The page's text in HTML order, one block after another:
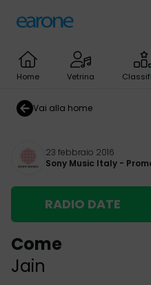
Home Vetrina
Vai alla home
23 febbraio 2016
Sony Music Italy -
RADIO DATE
Come
Jain